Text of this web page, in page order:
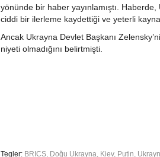
yönünde bir haber yayınlamıştı.
ciddi bir ilerleme kaydettiği ve yeterli
Ancak Ukrayna Devlet Başkanı
niyeti olmadığını belirtmişti.
Tegler: BRICS, Doğu Ukrayna, Kiev, Putin,